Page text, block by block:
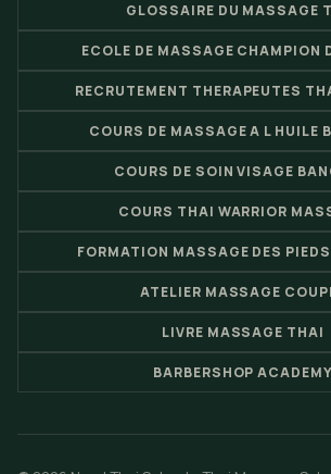
GLOSSAIRE DU MASSAGE
ECOLE DE MASSAGE CHAMPION
RECRUTEMENT THERAPEUTES
COURS DE MASSAGE A L HUILE
COURS DE SOIN VISAGE
COURS THAI WARRIOR
FORMATION MASSAGE DES
ATELIER MASSAGE
LIVRE MASSAGE THAI
BARBERSHOP ACADEMY